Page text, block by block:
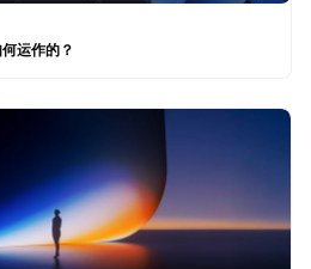
运作的？